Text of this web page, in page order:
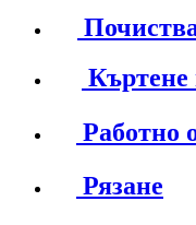
Къртене
Работно
Рязане